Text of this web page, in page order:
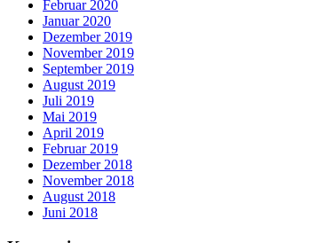
Februar 2020
Januar 2020
Dezember 2019
November 2019
September 2019
August 2019
Juli 2019
Mai 2019
April 2019
Februar 2019
Dezember 2018
November 2018
August 2018
Juni 2018